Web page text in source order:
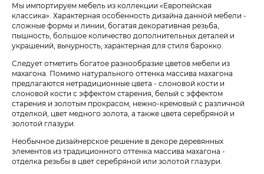
Мы импортируем мебель из коллекции «Европейская
классика». Характерная особенность дизайна данной мебели -
сложные формы и линии, богатая декоративная резьба,
пышность, большое количество дополнительных деталей и
украшений, вычурность, характерная для стиля барокко.
Следует отметить богатое разнообразие цветов мебели из
махагона. Помимо натурального оттенка массива махагона
предлагаются нетрадиционные цвета - слоновой кости и
слоновой кости с эффектом старения, белый с эффектом
старения и золотым прокрасом, нежно-кремовый с различной
отделкой, цвет медного золота, а также цвета серебряной и
золотой глазури.
Необычное дизайнерское решение в декоре деревянных
элементов из традиционного оттенка массива махагона -
отделка резьбы в цвет серебряной или золотой глазури.